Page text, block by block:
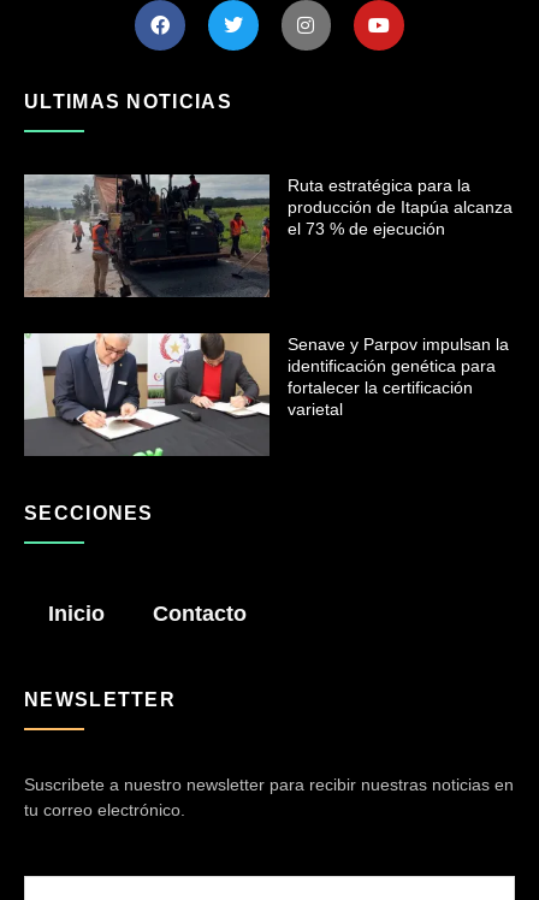
ULTIMAS NOTICIAS
Ruta estratégica para la
producción de Itapúa alcanza
el 73 % de ejecución
Senave y Parpov impulsan la
identificación genética para
fortalecer la certificación
varietal
SECCIONES
Inicio Contacto
NEWSLETTER
Suscribete a nuestro newsletter para recibir nuestras noticias en
tu correo electrónico.